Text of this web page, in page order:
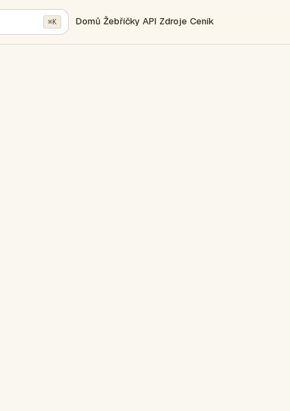
⌘K Domů Žebříčky API Zdroje Ceník